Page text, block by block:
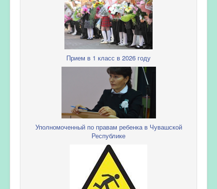
Прием в 1 класс в 2026 году
Уполномоченный по правам ребенка в Чувашской
Республике